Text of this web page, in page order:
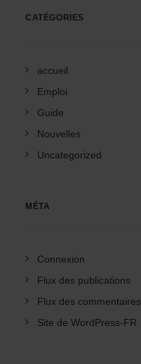
CATÉGORIES
accueil
Emploi
Guide
Nouvelles
Uncategorized
MÉTA
Connexion
Flux des publications
Flux des commentaires
Site de WordPress-FR